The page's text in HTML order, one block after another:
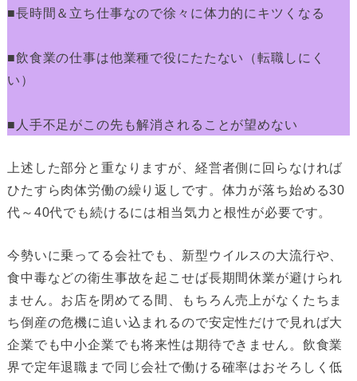
■長時間＆立ち仕事なので徐々に体力的にキツくなる
■飲食業の仕事は他業種で役にたたない（転職しにく
い）
■人手不足がこの先も解消されることが望めない
上述した部分と重なりますが、経営者側に回らなければ
ひたすら肉体労働の繰り返しです。体力が落ち始める30
代～40代でも続けるには相当気力と根性が必要です。
今勢いに乗ってる会社でも、新型ウイルスの大流行や、
食中毒などの衛生事故を起こせば長期間休業が避けられ
ません。お店を閉めてる間、もちろん売上がなくたちま
ち倒産の危機に追い込まれるので安定性だけで見れば大
企業でも中小企業でも将来性は期待できません。飲食業
界で定年退職まで同じ会社で働ける確率はおそろしく低